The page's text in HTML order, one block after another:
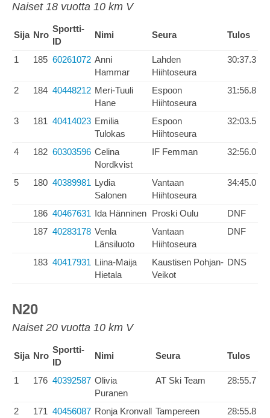
Naiset 18 vuotta 10 km V
Sija Nro
Sportti-
ID
Nimi Seura Tulos
1 185 60261072 Anni
Hammar
Lahden
Hiihtoseura
30:37.3
2 184 40448212 Meri-Tuuli
Hane
Espoon
Hiihtoseura
31:56.8
3 181 40414023 Emilia
Tulokas
Espoon
Hiihtoseura
32:03.5
4 182 60303596 Celina
Nordkvist
IF Femman 32:56.0
5 180 40389981 Lydia
Salonen
Vantaan
Hiihtoseura
34:45.0
186 40467631 Ida Hänninen Proski Oulu
DNF
187 40283178 Venla
Länsiluoto
Vantaan
Hiihtoseura
DNF
183 40417931 Liina-Maija
Hietala
Kaustisen Pohjan-
Veikot
DNS
N20
Naiset 20 vuotta 10 km V
Sija Nro
Sportti-
ID
Nimi Seura Tulos
1 176 40392587 Olivia
Puranen
AT Ski Team 28:55.7
2 171 40456087 Ronja Kronvall Tampereen
28:55.8